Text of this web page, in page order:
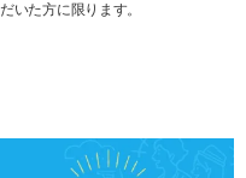
いた方に限ります。